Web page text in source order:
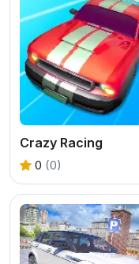
Crazy Racing
0 (0)